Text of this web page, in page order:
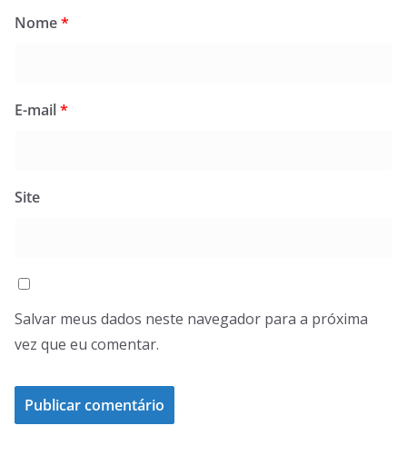
Nome*
E-mail*
Site
Salvar meus dados neste navegador para a próxima
vez que eu comentar.